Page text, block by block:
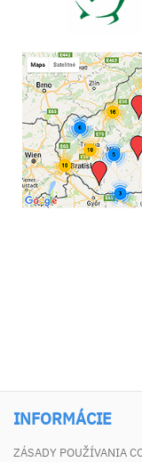
INFORMÁCIE
ZÁSADY POUŽÍVANIA